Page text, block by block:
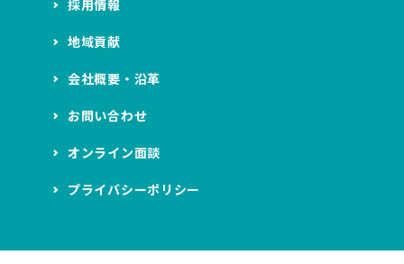
採用情報
地域貢献
会社概要・沿革
お問い合わせ
オンライン面談
プライバシーポリシー